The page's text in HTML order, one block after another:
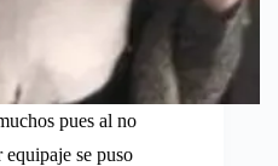
pues al no
se puso